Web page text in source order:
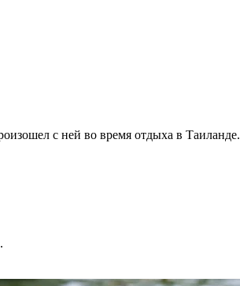
с ней во время отдыха в Таиланде.